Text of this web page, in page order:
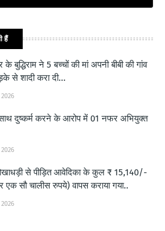
हैं
बुद्धिराम ने 5 बच्चों की मां अपनी बीबी की गांव
से शादी करा दी...
दुष्कर्म करने के आरोप में 01 नफर अभियुक्त
से पीड़ित आवेदिका के कुल ₹ 15,140/-
एक सौ चालीस रुपये) वापस कराया गया..